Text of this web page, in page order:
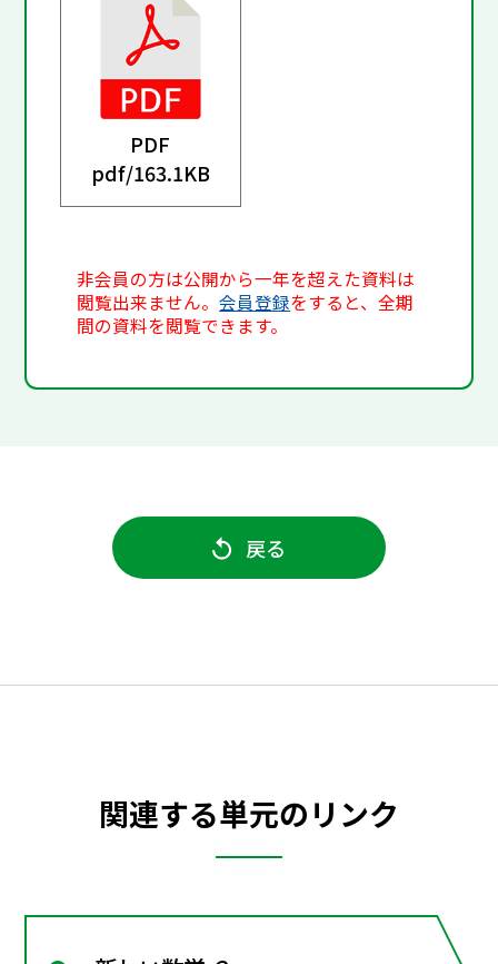
PDF
pdf/163.1KB
非会員の方は公開から一年を超えた資料は
閲覧出来ません。会員登録をすると、全期
間の資料を閲覧できます。
戻る
関連する単元のリンク